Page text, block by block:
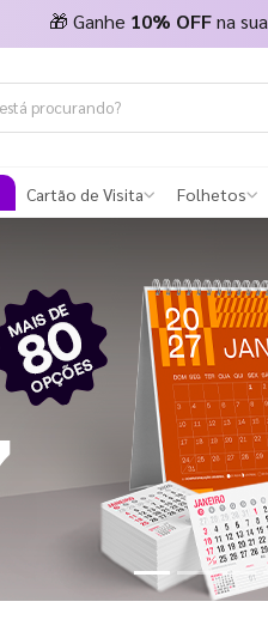
🎁 Ganhe 10% OFFna sua
Cartão de Visita Folhetos